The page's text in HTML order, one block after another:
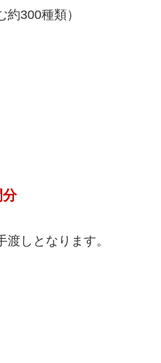
約300種類）
しとなります。